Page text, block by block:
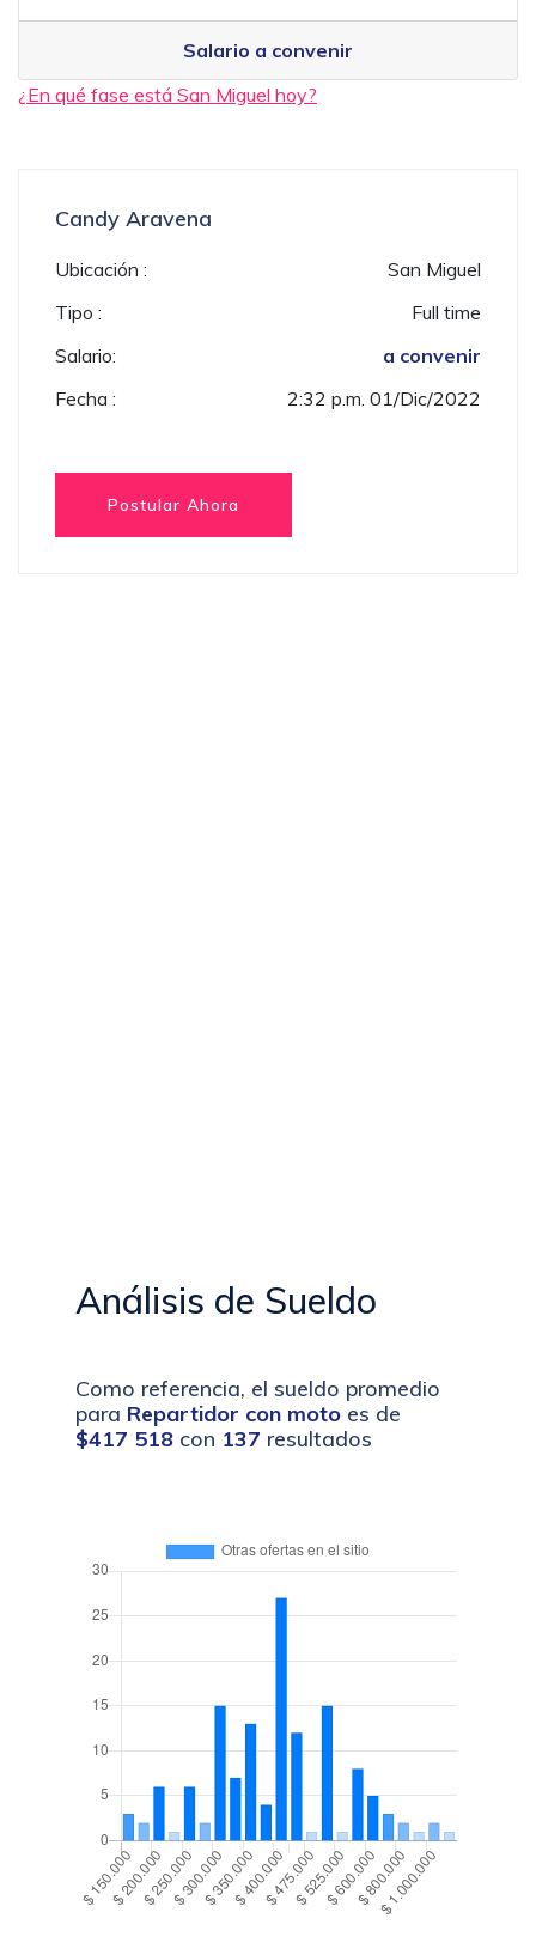
Salario a convenir
¿En qué fase está San Miguel hoy?
Candy Aravena
Ubicación :
San Miguel
Tipo :
Full time
Salario:
a convenir
Fecha :
2:32 p.m. 01/Dic/2022
Postular Ahora
Análisis de Sueldo
Como referencia, el sueldo promedio
para Repartidor con moto es de
$417 518 con 137 resultados